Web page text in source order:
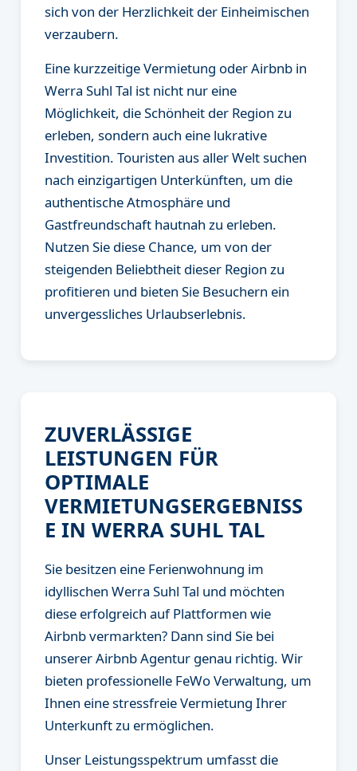
sich von der Herzlichkeit der Einheimischen
verzaubern.
Eine kurzzeitige Vermietung oder Airbnb in
Werra Suhl Tal ist nicht nur eine
Möglichkeit, die Schönheit der Region zu
erleben, sondern auch eine lukrative
Investition. Touristen aus aller Welt suchen
nach einzigartigen Unterkünften, um die
authentische Atmosphäre und
Gastfreundschaft hautnah zu erleben.
Nutzen Sie diese Chance, um von der
steigenden Beliebtheit dieser Region zu
profitieren und bieten Sie Besuchern ein
unvergessliches Urlaubserlebnis.
ZUVERLÄSSIGE
LEISTUNGEN FÜR
OPTIMALE
VERMIETUNGSERGEBNISS
E IN WERRA SUHL TAL
Sie besitzen eine Ferienwohnung im
idyllischen Werra Suhl Tal und möchten
diese erfolgreich auf Plattformen wie
Airbnb vermarkten? Dann sind Sie bei
unserer Airbnb Agentur genau richtig. Wir
bieten professionelle FeWo Verwaltung, um
Ihnen eine stressfreie Vermietung Ihrer
Unterkunft zu ermöglichen.
Unser Leistungsspektrum umfasst die